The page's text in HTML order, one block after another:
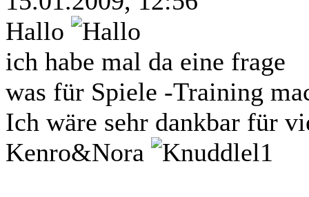
Hallo
ich habe mal da eine frage
was für Spiele -Training
Ich wäre sehr dankbar für
Kenro&Nora